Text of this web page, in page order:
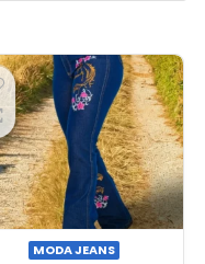
MODA JEANS